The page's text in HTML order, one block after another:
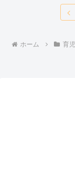
前
ホーム 育児